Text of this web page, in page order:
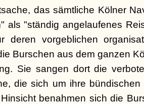
das sämtliche Kölner
als "ständig angelaufenes
deren vorgeblichen
Burschen aus dem ganzen
Sie sangen dort die
die sich um ihre
benahmen sich die